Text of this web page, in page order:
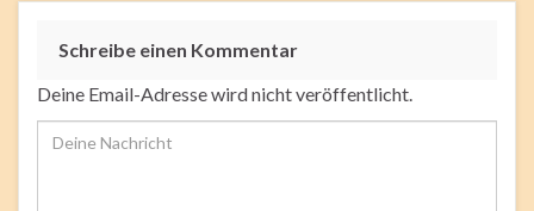
Schreibe einen Kommentar
Deine Email-Adresse wird nicht veröffentlicht.